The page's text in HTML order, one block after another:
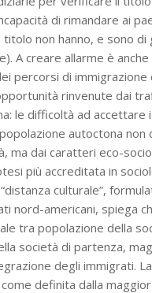
di rimandare ai
non hanno, e sono di
A creare allarme è anche
percorsi di immigrazione
rinvenute dai
le difficoltà ad accettare
autoctona non
ma dai caratteri eco-
più accreditata in
culturale”,
nord-americani, spiega
tra popolazione della
società di partenza,
degli immigrati.
come definita dalla